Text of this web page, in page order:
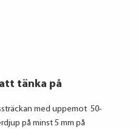
tänka på
med uppemot 50-
på minst 5 mm på